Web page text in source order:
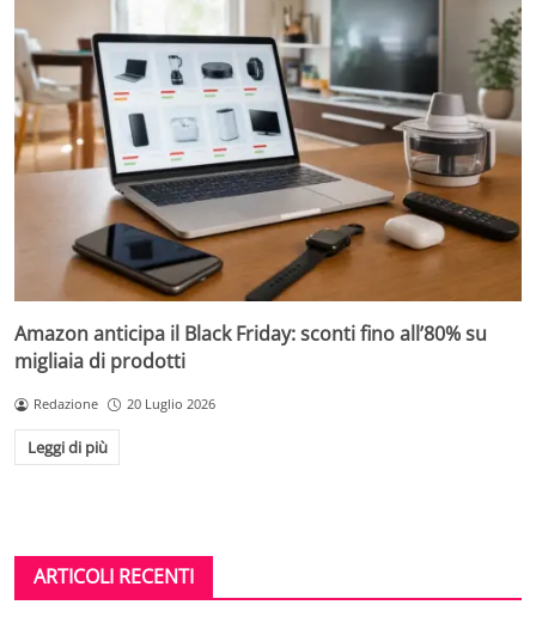
Amazon anticipa il Black Friday: sconti fino all’80% su
migliaia di prodotti
Redazione 20 Luglio 2026
Leggi di più
ARTICOLI RECENTI